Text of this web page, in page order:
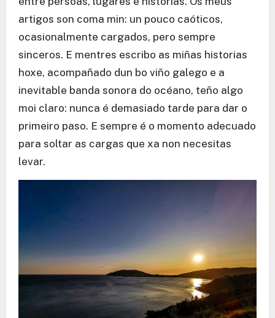
artigos son coma min: un pouco caóticos,
ocasionalmente cargados, pero sempre
sinceros. E mentres escribo as miñas historias
hoxe, acompañado dun bo viño galego e a
inevitable banda sonora do océano, teño algo
moi claro: nunca é demasiado tarde para dar o
primeiro paso. E sempre é o momento adecuado
para soltar as cargas que xa non necesitas
levar.